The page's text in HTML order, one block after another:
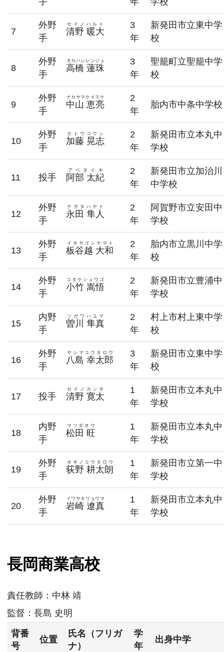
7
外野
手
清野 暖大
セイノハルト
3
年
新発田市立東中学
校
8
外野
手
高橋 蓮珠
タカハシレンジュ
3
年
聖籠町立聖籠中学
校
9
外野
手
中山 恵亮
ナカヤマケイスケ
2
年
胎内市中条中学校
10
外野
手
加藤 晃志
カトウコウシ
2
年
新発田市立本丸中
学校
11 投手 阿部 太紀
アベタイキ
2
年
新発田市立加治川
中学校
12
外野
手
永田 隼人
ナガタハヤト
2
年
阿賀野市立安田中
学校
13
外野
手
板谷越 大和
イタヤゴシヤマト
2
年
胎内市立黒川中学
校
14
外野
手
小竹 嵩悟
コタケシュウゴ
2
年
新発田市立豊浦中
学校
15
内野
手
曽川 隼真
ソガワハユマ
2
年
村上市村上東中学
校
16
外野
手
八島 幸太郎
ヤシマコウタロウ
3
年
新発田市立東中学
校
17 投手 清野 寛太
セイノカンタ
1
年
新発田市立本丸中
学校
18
内野
手
松田 旺
マツダオウ
1
年
新発田市立本丸中
学校
19
外野
手
荻野 耕太朗
オギノコウタロウ
1
年
新発田市立第一中
学校
20
外野
手
岩崎 遼真
イワサキリョウマ
1
年
新発田市立本丸中
学校
長岡商業高校
責任教師： 中林 靖
監督：長島 史明
背番
号
位置
氏名（フリガ
ナ）
学
年
出身中学